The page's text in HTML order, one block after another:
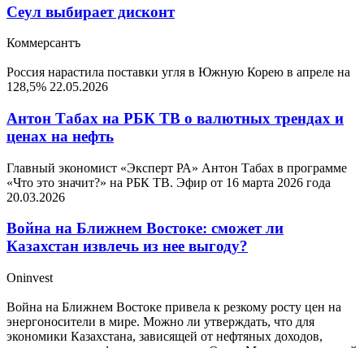
Сеул выбирает дисконт
Коммерсантъ
Россия нарастила поставки угля в Южную Корею в апреле на
128,5% 22.05.2026
Антон Табах на РБК ТВ о валютных трендах и
ценах на нефть
Главный экономист «Эксперт РА» Антон Табах в программе
«Что это значит?» на РБК ТВ. Эфир от 16 марта 2026 года
20.03.2026
Война на Ближнем Востоке: сможет ли
Казахстан извлечь из нее выгоду?
Oninvest
Война на Ближнем Востоке привела к резкому росту цен на
энергоносители в мире. Можно ли утверждать, что для
экономики Казахстана, зависящей от нефтяных доходов,